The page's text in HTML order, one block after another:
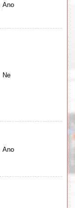
Ano
Ne
Ano